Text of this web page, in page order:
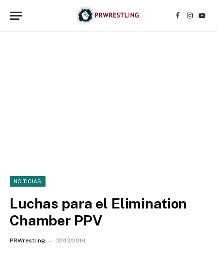
Facebook
NOTICIAS
Luchas para el Elimination
Chamber PPV
PRWrestling 02/13/2018